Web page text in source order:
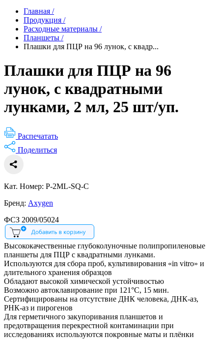
Главная /
Продукция /
Расходные материалы /
Планшеты /
Плашки для ПЦР на 96 лунок, с квадр...
Плашки для ПЦР на 96
лунок, с квадратными
лунками, 2 мл, 25 шт/уп.
Распечатать
Поделиться
Кат. Номер: P-2ML-SQ-C
Бренд: Axygen
ФСЗ 2009/05024
Высококачественные глубоколуночные полипропиленовые
планшеты для ПЦР с квадратными лунками.
Используются для сбора проб, культивирования «in vitro» и
длительного хранения образцов
Обладают высокой химической устойчивостью
Возможно автоклавирование при 121°С, 15 мин.
Сертифицированы на отсутствие ДНК человека, ДНК-аз,
РНК-аз и пирогенов
Для герметичного закупоривания планшетов и
предотвращения перекрестной контаминации при
исследованиях используются покровные маты и плёнки